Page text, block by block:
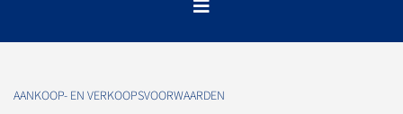
AANKOOP- EN VERKOOPSVOORWAARDEN